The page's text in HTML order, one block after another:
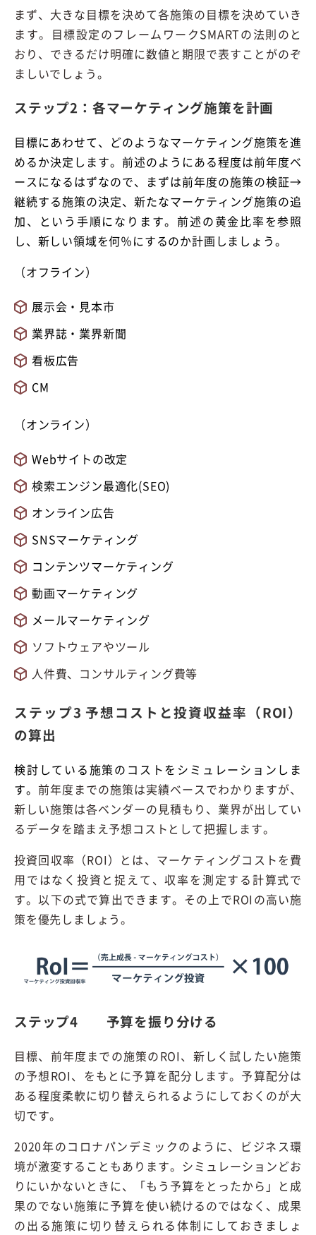
まず、大きな目標を決めて各施策の目標を決めていき
ます。目標設定のフレームワークSMARTの法則のと
おり、できるだけ明確に数値と期限で表すことがのぞ
ましいでしょう。
ステップ2：各マーケティング施策を計画
目標にあわせて、どのようなマーケティング施策を進
めるか決定します。前述のようにある程度は前年度ベ
ースになるはずなので、まずは前年度の施策の検証→
継続する施策の決定、新たなマーケティング施策の追
加、という手順になります。前述の黄金比率を参照
し、新しい領域を何％にするのか計画しましょう。
（オフライン）
展示会・見本市
業界誌・業界新聞
看板広告
CM
（オンライン）
Webサイトの改定
検索エンジン最適化(SEO)
オンライン広告
SNSマーケティング
コンテンツマーケティング
動画マーケティング
メールマーケティング
ソフトウェアやツール
人件費、コンサルティング費等
ステップ3 予想コストと投資収益率（ROI）
の算出
検討している施策のコストをシミュレーションしま
す。 前年度までの施策は実績ベースでわかりますが、
新しい施策は各ベンダーの見積もり、業界が出してい
るデータを踏まえ予想コストとして把握します。
投資回収率（ROI）とは、マーケティングコストを費
用ではなく投資と捉えて、収率を測定する計算式で
す。以下の式で算出できます。その上でROIの高い施
策を優先しましょう。
ステップ4 予算を振り分ける
目標、前年度までの施策のROI、新しく試したい施策
の予想ROI、をもとに予算を配分します。予算配分は
ある程度柔軟に切り替えられるようにしておくのが大
切です。
2020年のコロナパンデミックのように、ビジネス環
境が激変することもあります。シミュレーションどお
りにいかないときに、「もう予算をとったから」と成
果のでない施策に予算を使い続けるのではなく、成果
の出る施策に切り替えられる体制にしておきましょ